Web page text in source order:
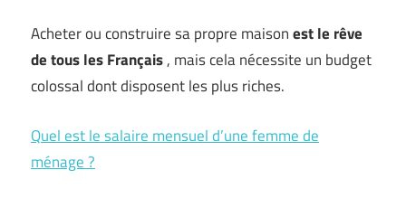
Acheter ou construire sa propre maisonest le rêve
de tous les Français, mais cela nécessite un budget
colossal dont disposent les plus riches.
Quel est le salaire mensuel d’une femme de
ménage ?